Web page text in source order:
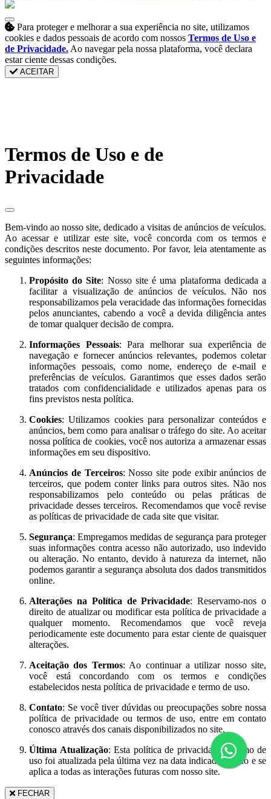
Para proteger e melhorar a sua experiência no site, utilizamos
cookies e dados pessoais de acordo com nossos Termos de Uso e
de Privacidade. Ao navegar pela nossa plataforma, você declara
estar ciente dessas condições.
ACEITAR
Termos de Uso e de
Privacidade
Bem-vindo ao nosso site, dedicado a visitas de anúncios de veículos.
Ao acessar e utilizar este site, você concorda com os termos e
condições descritos neste documento. Por favor, leia atentamente as
seguintes informações:
Propósito do Site: Nosso site é uma plataforma dedicada a
facilitar a visualização de anúncios de veículos. Não nos
responsabilizamos pela veracidade das informações fornecidas
pelos anunciantes, cabendo a você a devida diligência antes
de tomar qualquer decisão de compra.
Informações Pessoais: Para melhorar sua experiência de
navegação e fornecer anúncios relevantes, podemos coletar
informações pessoais, como nome, endereço de e-mail e
preferências de veículos. Garantimos que esses dados serão
tratados com confidencialidade e utilizados apenas para os
fins previstos nesta política.
Cookies: Utilizamos cookies para personalizar conteúdos e
anúncios, bem como para analisar o tráfego do site. Ao aceitar
nossa política de cookies, você nos autoriza a armazenar essas
informações em seu dispositivo.
Anúncios de Terceiros: Nosso site pode exibir anúncios de
terceiros, que podem conter links para outros sites. Não nos
responsabilizamos pelo conteúdo ou pelas práticas de
privacidade desses terceiros. Recomendamos que você revise
as políticas de privacidade de cada site que visitar.
Segurança: Empregamos medidas de segurança para proteger
suas informações contra acesso não autorizado, uso indevido
ou alteração. No entanto, devido à natureza da internet, não
podemos garantir a segurança absoluta dos dados transmitidos
online.
Alterações na Política de Privacidade: Reservamo-nos o
direito de atualizar ou modificar esta política de privacidade a
qualquer momento. Recomendamos que você reveja
periodicamente este documento para estar ciente de quaisquer
alterações.
Aceitação dos Termos: Ao continuar a utilizar nosso site,
você está concordando com os termos e condições
estabelecidos nesta política de privacidade e termo de uso.
Contato: Se você tiver dúvidas ou preocupações sobre nossa
política de privacidade ou termos de uso, entre em contato
conosco através dos canais disponibilizados no site.
Última Atualização: Esta política de privacidade e termo de
uso foi atualizada pela última vez na data indicada abaixo e se
aplica a todas as interações futuras com nosso site.
FECHAR